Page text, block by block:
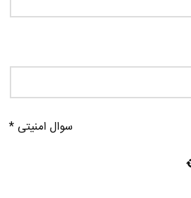
سوال امنیتی *